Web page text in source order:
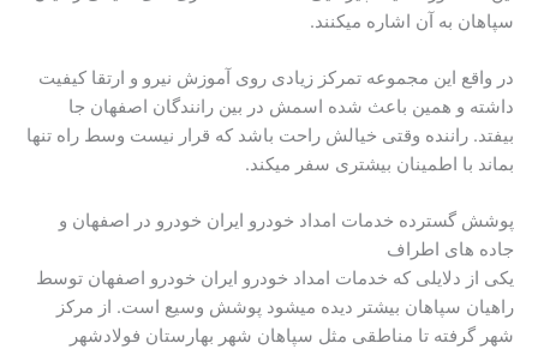
سپاهان به آن اشاره میکنند.
در واقع این مجموعه تمرکز زیادی روی آموزش نیرو و ارتقا کیفیت
داشته و همین باعث شده اسمش در بین رانندگان اصفهان جا
بیفتد. راننده وقتی خیالش راحت باشد که قرار نیست وسط راه تنها
بماند با اطمینان بیشتری سفر میکند.
پوشش گسترده خدمات امداد خودرو ایران خودرو در اصفهان و
جاده های اطراف
یکی از دلایلی که خدمات امداد خودرو ایران خودرو اصفهان توسط
راهیان سپاهان بیشتر دیده میشود پوشش وسیع است. از مرکز
شهر گرفته تا مناطقی مثل سپاهان شهر بهارستان فولادشهر